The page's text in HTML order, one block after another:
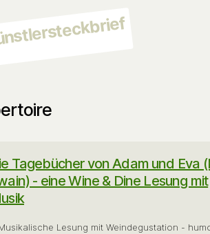
Tagebücher von Adam und Eva
- eine Wine & Dine Lesung mit
Lesung mit Weindegustation -